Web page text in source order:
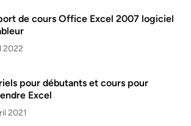
de cours Office Excel 2007 logiciel
2022
pour débutants et cours pour
Excel
2021